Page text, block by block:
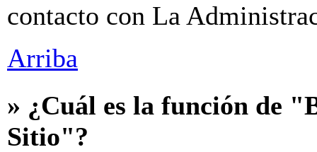
contacto con La
Arriba
» ¿Cuál es la función de
Sitio"?